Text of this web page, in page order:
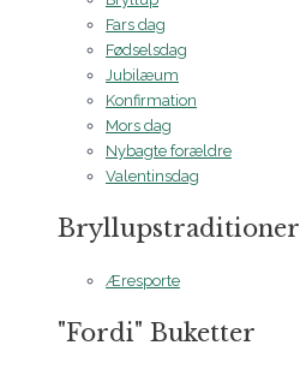
Fars dag
Fødselsdag
Jubilæum
Konfirmation
Mors dag
Nybagte forældre
Valentinsdag
Bryllupstraditioner
Æresporte
"Fordi" Buketter